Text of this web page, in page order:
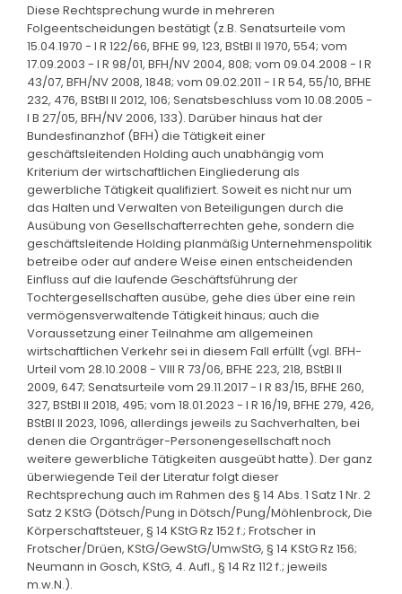
Diese Rechtsprechung wurde in mehreren
Folgeentscheidungen bestätigt (z.B. Senatsurteile vom
15.04.1970 - I R 122/66, BFHE 99, 123, BStBl II 1970, 554; vom
17.09.2003 - I R 98/01, BFH/NV 2004, 808; vom 09.04.2008 - I R
43/07, BFH/NV 2008, 1848; vom 09.02.2011 - I R 54, 55/10, BFHE
232, 476, BStBl II 2012, 106; Senatsbeschluss vom 10.08.2005 -
I B 27/05, BFH/NV 2006, 133). Darüber hinaus hat der
Bundesfinanzhof (BFH) die Tätigkeit einer
geschäftsleitenden Holding auch unabhängig vom
Kriterium der wirtschaftlichen Eingliederung als
gewerbliche Tätigkeit qualifiziert. Soweit es nicht nur um
das Halten und Verwalten von Beteiligungen durch die
Ausübung von Gesellschafterrechten gehe, sondern die
geschäftsleitende Holding planmäßig Unternehmenspolitik
betreibe oder auf andere Weise einen entscheidenden
Einfluss auf die laufende Geschäftsführung der
Tochtergesellschaften ausübe, gehe dies über eine rein
vermögensverwaltende Tätigkeit hinaus; auch die
Voraussetzung einer Teilnahme am allgemeinen
wirtschaftlichen Verkehr sei in diesem Fall erfüllt (vgl. BFH-
Urteil vom 28.10.2008 - VIII R 73/06, BFHE 223, 218, BStBl II
2009, 647; Senatsurteile vom 29.11.2017 - I R 83/15, BFHE 260,
327, BStBl II 2018, 495; vom 18.01.2023 - I R 16/19, BFHE 279, 426,
BStBl II 2023, 1096, allerdings jeweils zu Sachverhalten, bei
denen die Organträger-Personengesellschaft noch
weitere gewerbliche Tätigkeiten ausgeübt hatte). Der ganz
überwiegende Teil der Literatur folgt dieser
Rechtsprechung auch im Rahmen des § 14 Abs. 1 Satz 1 Nr. 2
Satz 2 KStG (Dötsch/Pung in Dötsch/Pung/Möhlenbrock, Die
Körperschaftsteuer, § 14 KStG Rz 152 f.; Frotscher in
Frotscher/Drüen, KStG/GewStG/UmwStG, § 14 KStG Rz 156;
Neumann in Gosch, KStG, 4. Aufl., § 14 Rz 112 f.; jeweils
m.w.N.).